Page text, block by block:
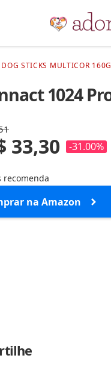
STICKS MULTICOR
1024
33,30 -31.00%
recomenda
na Amazon